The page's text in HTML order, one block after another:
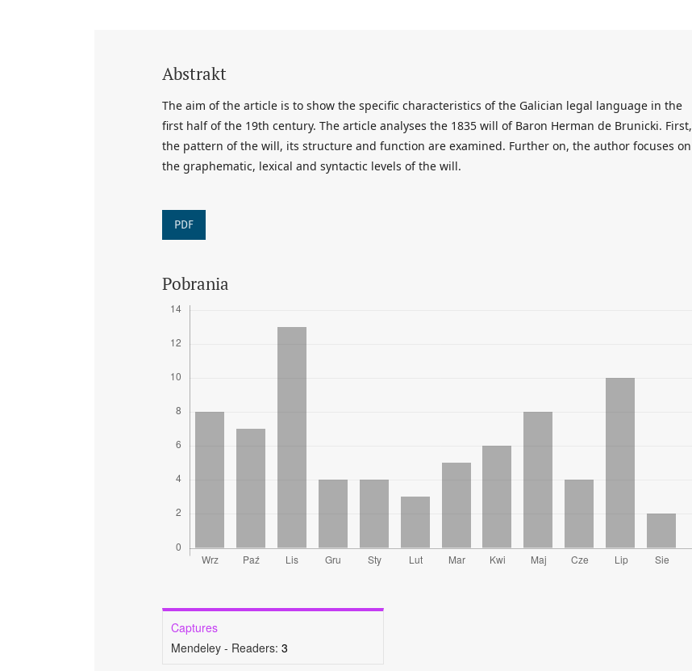
Abstrakt
The aim of the article is to show the specific characteristics of the Galician legal language in the
first half of the 19th century. The article analyses the 1835 will of Baron Herman de Brunicki. First,
the pattern of the will, its structure and function are examined. Further on, the author focuses on
the graphematic, lexical and syntactic levels of the will.
PDF
Pobrania
Captures
Mendeley - Readers: 3